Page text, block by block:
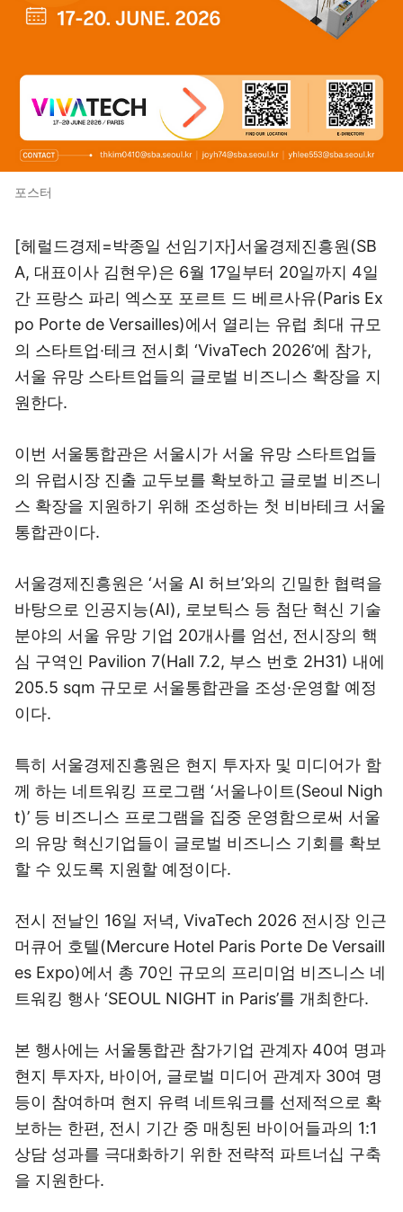
포스터
[헤럴드경제=박종일 선임기자]서울경제진흥원(SB
A, 대표이사 김현우)은 6월 17일부터 20일까지 4일
간 프랑스 파리 엑스포 포르트 드 베르사유(Paris Ex
po Porte de Versailles)에서 열리는 유럽 최대 규모
의 스타트업·테크 전시회 ‘VivaTech 2026’에 참가,
서울 유망 스타트업들의 글로벌 비즈니스 확장을 지
원한다.
이번 서울통합관은 서울시가 서울 유망 스타트업들
의 유럽시장 진출 교두보를 확보하고 글로벌 비즈니
스 확장을 지원하기 위해 조성하는 첫 비바테크 서울
통합관이다.
서울경제진흥원은 ‘서울 AI 허브’와의 긴밀한 협력을
바탕으로 인공지능(AI), 로보틱스 등 첨단 혁신 기술
분야의 서울 유망 기업 20개사를 엄선, 전시장의 핵
심 구역인 Pavilion 7(Hall 7.2, 부스 번호 2H31) 내에
205.5 sqm 규모로 서울통합관을 조성·운영할 예정
이다.
특히 서울경제진흥원은 현지 투자자 및 미디어가 함
께 하는 네트워킹 프로그램 ‘서울나이트(Seoul Nigh
t)’ 등 비즈니스 프로그램을 집중 운영함으로써 서울
의 유망 혁신기업들이 글로벌 비즈니스 기회를 확보
할 수 있도록 지원할 예정이다.
전시 전날인 16일 저녁, VivaTech 2026 전시장 인근
머큐어 호텔(Mercure Hotel Paris Porte De Versaill
es Expo)에서 총 70인 규모의 프리미엄 비즈니스 네
트워킹 행사 ‘SEOUL NIGHT in Paris’를 개최한다.
본 행사에는 서울통합관 참가기업 관계자 40여 명과
현지 투자자, 바이어, 글로벌 미디어 관계자 30여 명
등이 참여하며 현지 유력 네트워크를 선제적으로 확
보하는 한편, 전시 기간 중 매칭된 바이어들과의 1:1
상담 성과를 극대화하기 위한 전략적 파트너십 구축
을 지원한다.